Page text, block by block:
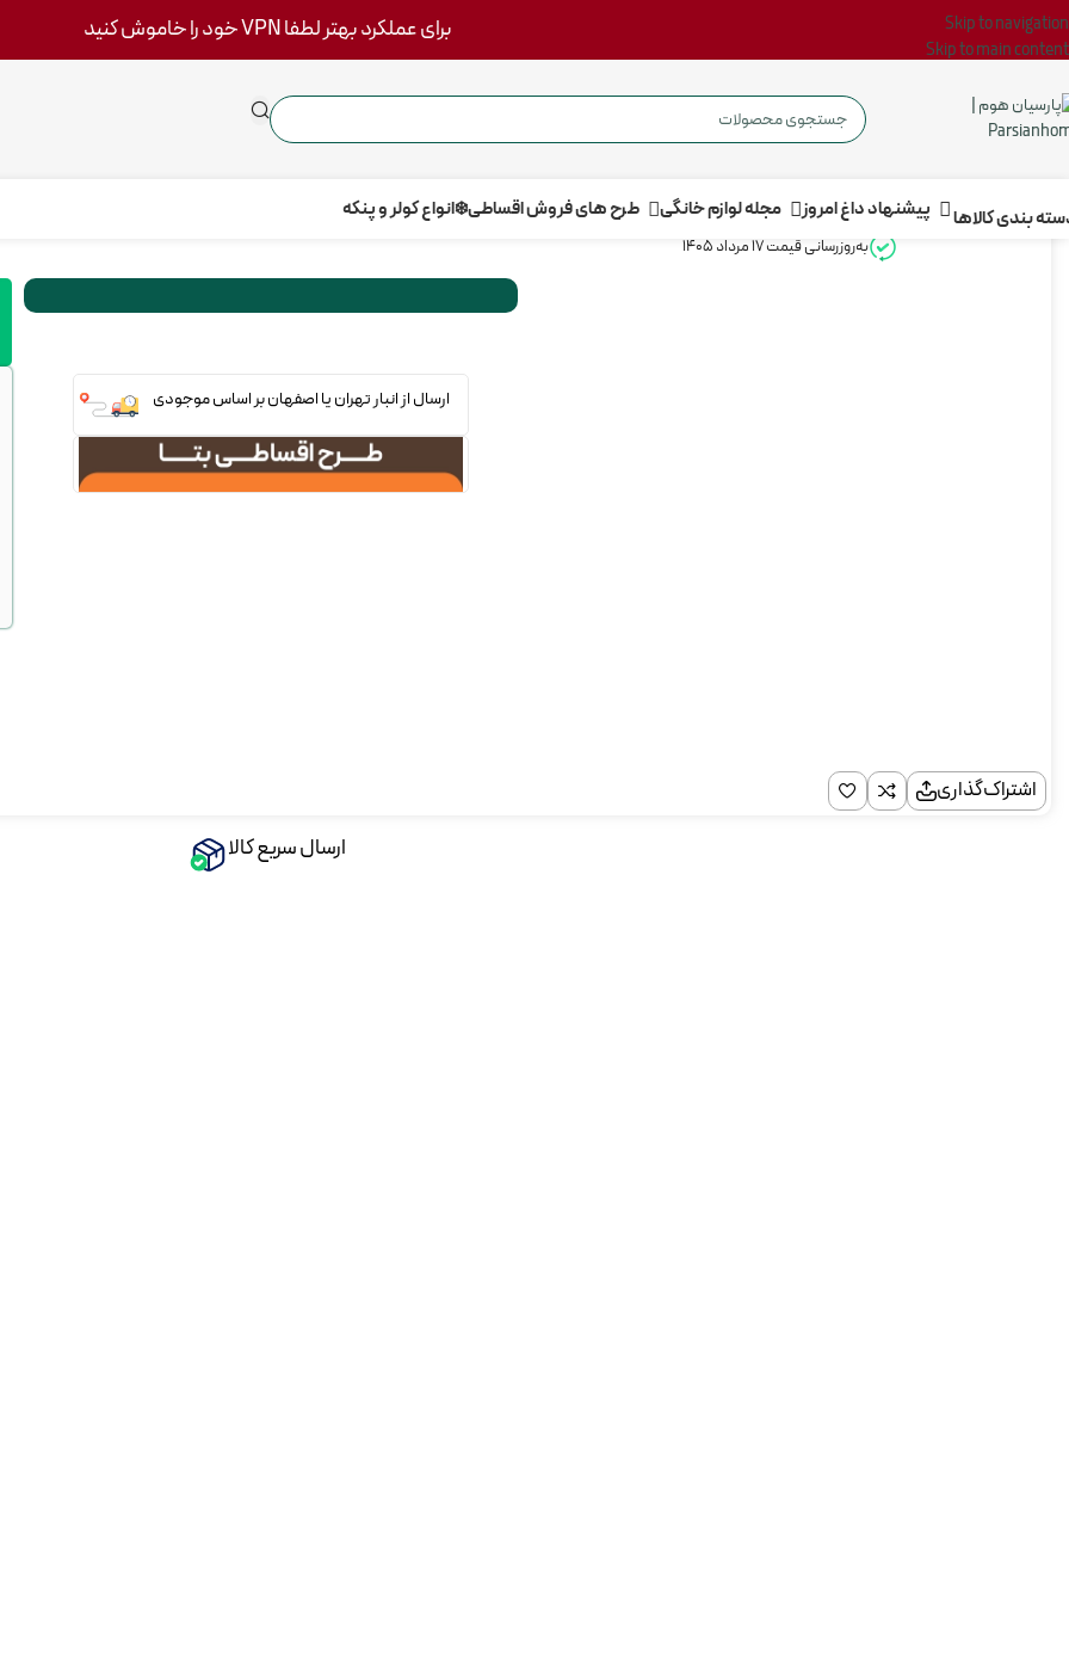
برای عملکرد بهتر لطفا VPN خود را خاموش کنید
Skip to navigation
Skip to main content
بندی کالاها پیشنهاد داغ امروز مجله لوازم خانگی طرح های فروش اقساطی❄️انواع کولر و پنکه
به‌روزرسانی قیمت 17 مرداد 1405
اشتراک‌گذاری
ارسال از انبار تهران یا اصفهان بر اساس موجودی
ارسال سریع کالا